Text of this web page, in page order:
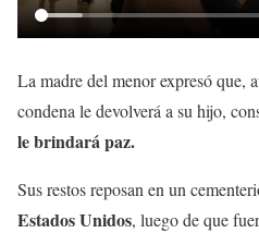
La madre del menor expresó que,
condena le devolverá a su hijo,
le brindará paz.
Sus restos reposan en un
Estados Unidos, luego de que